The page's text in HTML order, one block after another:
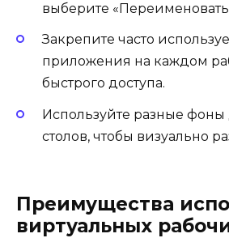
выберите
Закрепите часто
приложения на каждом
быстрого доступа.
Используйте разные фоны
столов, чтобы визуально
Преимущества
виртуальных